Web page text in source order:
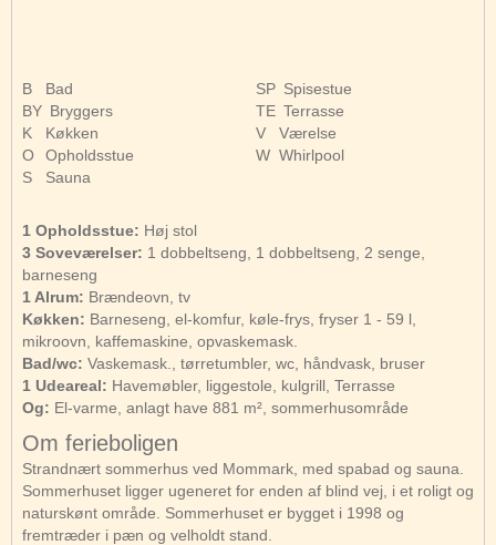
B
Bad
BY Bryggers
K
Køkken
O
Opholdsstue
S
Sauna
SP Spisestue
TE Terrasse
V
Værelse
W Whirlpool
1 Opholdsstue: Høj stol
3 Soveværelser: 1 dobbeltseng, 1 dobbeltseng, 2 senge,
barneseng
1 Alrum: Brændeovn, tv
Køkken: Barneseng, el-komfur, køle-frys, fryser 1 - 59 l,
mikroovn, kaffemaskine, opvaskemask.
Bad/wc: Vaskemask., tørretumbler, wc, håndvask, bruser
1 Udeareal: Havemøbler, liggestole, kulgrill, Terrasse
Og: El-varme, anlagt have 881 m², sommerhusområde
Om ferieboligen
Strandnært sommerhus ved Mommark, med spabad og sauna.
Sommerhuset ligger ugeneret for enden af blind vej, i et roligt og
naturskønt område. Sommerhuset er bygget i 1998 og
fremtræder i pæn og velholdt stand.